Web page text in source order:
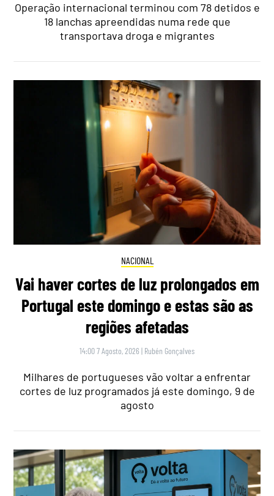
Operação internacional terminou com 78 detidos e
18 lanchas apreendidas numa rede que
transportava droga e migrantes
NACIONAL
Vai haver cortes de luz prolongados em
Portugal este domingo e estas são as
regiões afetadas
14:00 7 Agosto, 2026 | Rubén Gonçalves
Milhares de portugueses vão voltar a enfrentar
cortes de luz programados já este domingo, 9 de
agosto